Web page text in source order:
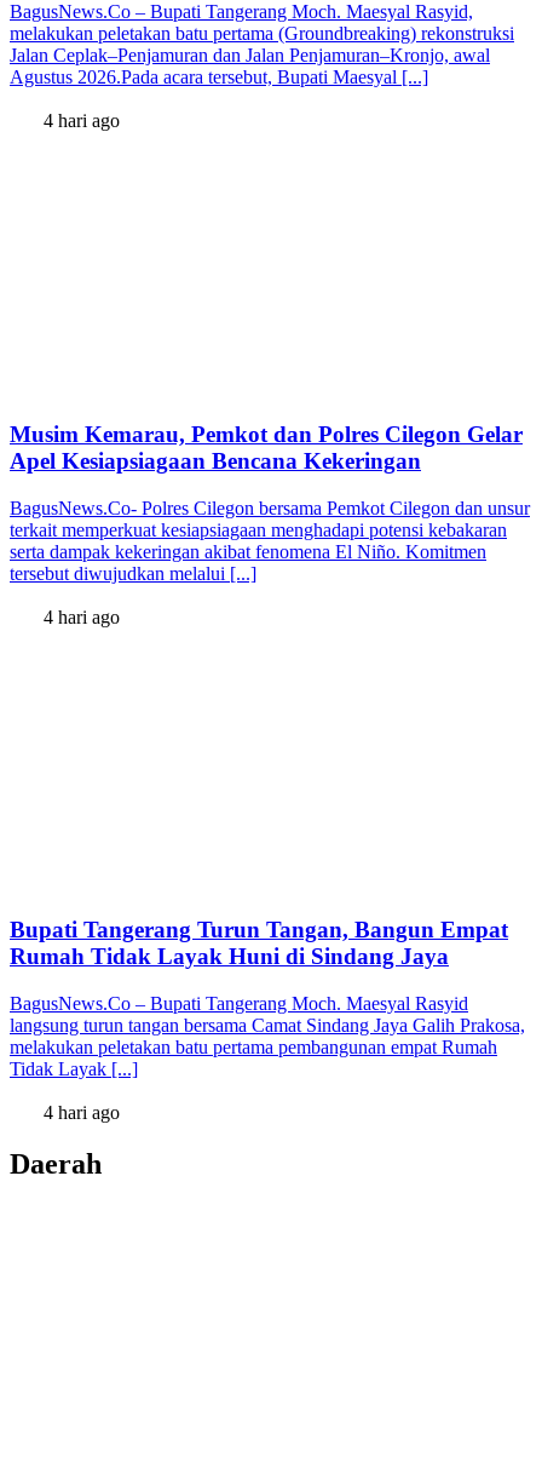
BagusNews.Co – Bupati Tangerang Moch. Maesyal Rasyid,
melakukan peletakan batu pertama (Groundbreaking) rekonstruksi
Jalan Ceplak–Penjamuran dan Jalan Penjamuran–Kronjo, awal
Agustus 2026.Pada acara tersebut, Bupati Maesyal [...]
4 hari ago
Musim Kemarau, Pemkot dan Polres Cilegon Gelar
Apel Kesiapsiagaan Bencana Kekeringan
BagusNews.Co- Polres Cilegon bersama Pemkot Cilegon dan unsur
terkait memperkuat kesiapsiagaan menghadapi potensi kebakaran
serta dampak kekeringan akibat fenomena El Niño. Komitmen
tersebut diwujudkan melalui [...]
4 hari ago
Bupati Tangerang Turun Tangan, Bangun Empat
Rumah Tidak Layak Huni di Sindang Jaya
BagusNews.Co – Bupati Tangerang Moch. Maesyal Rasyid
langsung turun tangan bersama Camat Sindang Jaya Galih Prakosa,
melakukan peletakan batu pertama pembangunan empat Rumah
Tidak Layak [...]
4 hari ago
Daerah